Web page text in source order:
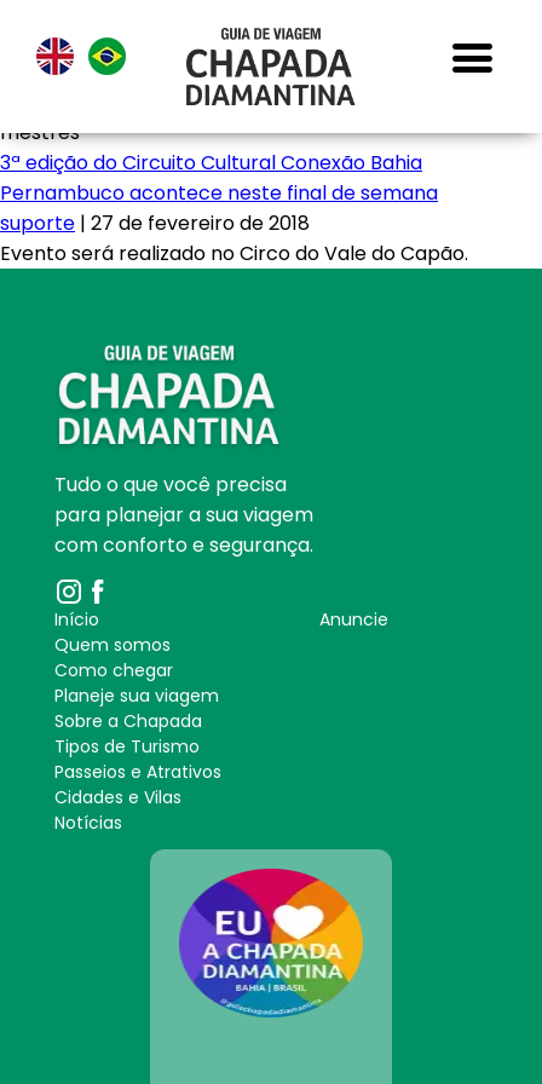
mestres
3ª edição do Circuito Cultural Conexão Bahia
Pernambuco acontece neste final de semana
suporte | 27 de fevereiro de 2018
Evento será realizado no Circo do Vale do Capão.
Tudo o que você precisa
para planejar a sua viagem
com conforto e segurança.
Início
Quem somos
Como chegar
Planeje sua viagem
Sobre a Chapada
Tipos de Turismo
Passeios e Atrativos
Cidades e Vilas
Notícias
Anuncie